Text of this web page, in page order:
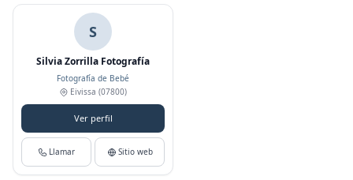
S
Silvia Zorrilla Fotografía
Fotografía de Bebé
Eivissa (07800)
Ver perfil
Llamar Sitio web